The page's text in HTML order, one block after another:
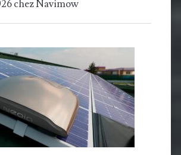
chez Navimow